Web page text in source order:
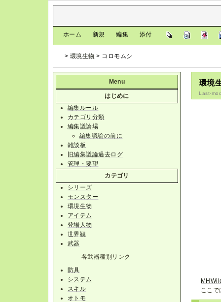
ホーム 新規 編集 添付
> 環境生物 > コロモムシ
環境
Last-
ここで
Menu
はじめに
編集ルール
カテゴリ分類
編集議論場
編集議論の前に
雑談板
旧編集議論過去ログ
管理・要望
カテゴリ
シリーズ
モンスター
環境生物
アイテム
登場人物
世界観
武器
各武器種別リンク
防具
システム
スキル
オトモ